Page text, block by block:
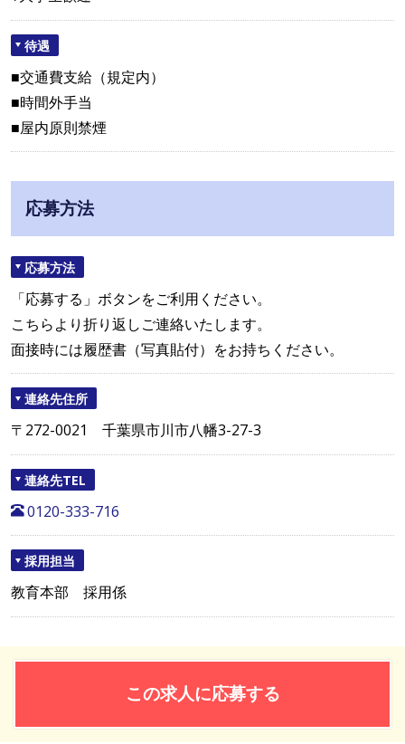
待遇
■交通費支給（規定内）
■時間外手当
■屋内原則禁煙
応募方法
応募方法
「応募する」ボタンをご利用ください。
こちらより折り返しご連絡いたします。
面接時には履歴書（写真貼付）をお持ちください。
連絡先住所
〒272-0021 千葉県市川市八幡3-27-3
連絡先TEL
0120-333-716
採用担当
教育本部 採用係
この求人に応募する